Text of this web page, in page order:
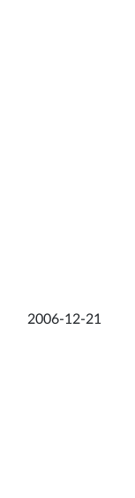
2006-12-21